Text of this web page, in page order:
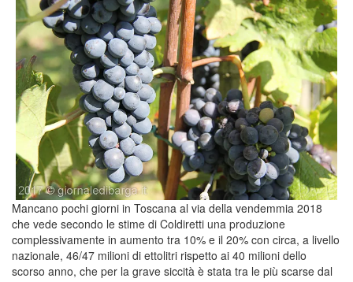
Mancano pochi giorni in Toscana al via della vendemmia 2018
che vede secondo le stime di Coldiretti una produzione
complessivamente in aumento tra 10% e il 20% con circa, a livello
nazionale, 46/47 milioni di ettolitri rispetto ai 40 milioni dello
scorso anno, che per la grave siccità è stata tra le più scarse dal